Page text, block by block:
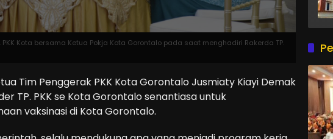
PKK Kota bersama Ketua Pokja Kota Gorontalo pada saat menghadiri Rakerda TP.
Tim Penggerak PKK Kota Gorontalo Jusmiaty Kiayi Demak
TP. PKK se Kota Gorontalo senantiasa untuk
vaksinasi di Kota Gorontalo.